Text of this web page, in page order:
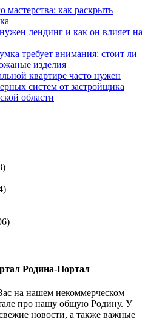
мастерства: как раскрыть
лендинг и как он влияет на
требует внимания: стоит ли
изделия
квартире часто нужен
систем от застройщика
области
Родина-Портал
на нашем некоммерческом
про нашу общую Родину. У
новости, а также важные